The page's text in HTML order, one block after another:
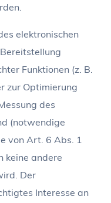
elektronischen
Funktionen (z. B.
zur Optimierung
des
(notwendige
von Art. 6 Abs. 1
keine andere
Der
Interesse an